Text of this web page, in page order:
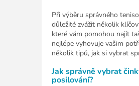
Při výběru správného
důležité zvážit několik
které vám pomohou najít
nejlépe vyhovuje vašim
několik tipů, jak si vybrat
Jak správně vybrat
posilování?